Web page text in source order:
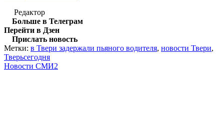
Редактор
Больше в Телеграм
Перейти в Дзен
Прислать новость
Метки: в Твери задержали пьяного водителя, новости Твери,
Тверьсегодня
Новости СМИ2